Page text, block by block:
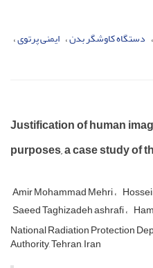
دستگاه کاوشگر بدن ایمنی پرتوی
Justification of human
purposes, a case study of
Amir Mohammad Mehri
Saeed Taghizadeh ashrafi
National Radiation Protection
Authority, Tehran, Iran